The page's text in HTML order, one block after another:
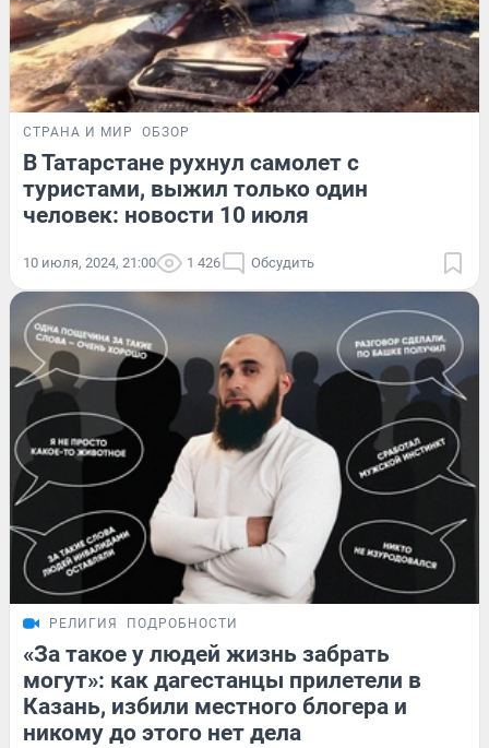
СТРАНА И МИР ОБЗОР
В Татарстане рухнул самолет с
туристами, выжил только один
человек: новости 10 июля
10 июля, 2024, 21:00 1 426 Обсудить
РЕЛИГИЯ ПОДРОБНОСТИ
«За такое у людей жизнь забрать
могут»: как дагестанцы прилетели в
Казань, избили местного блогера и
никому до этого нет дела